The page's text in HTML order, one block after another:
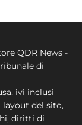
QDR News -
di
ivi inclusi
layout del sito,
diritti di